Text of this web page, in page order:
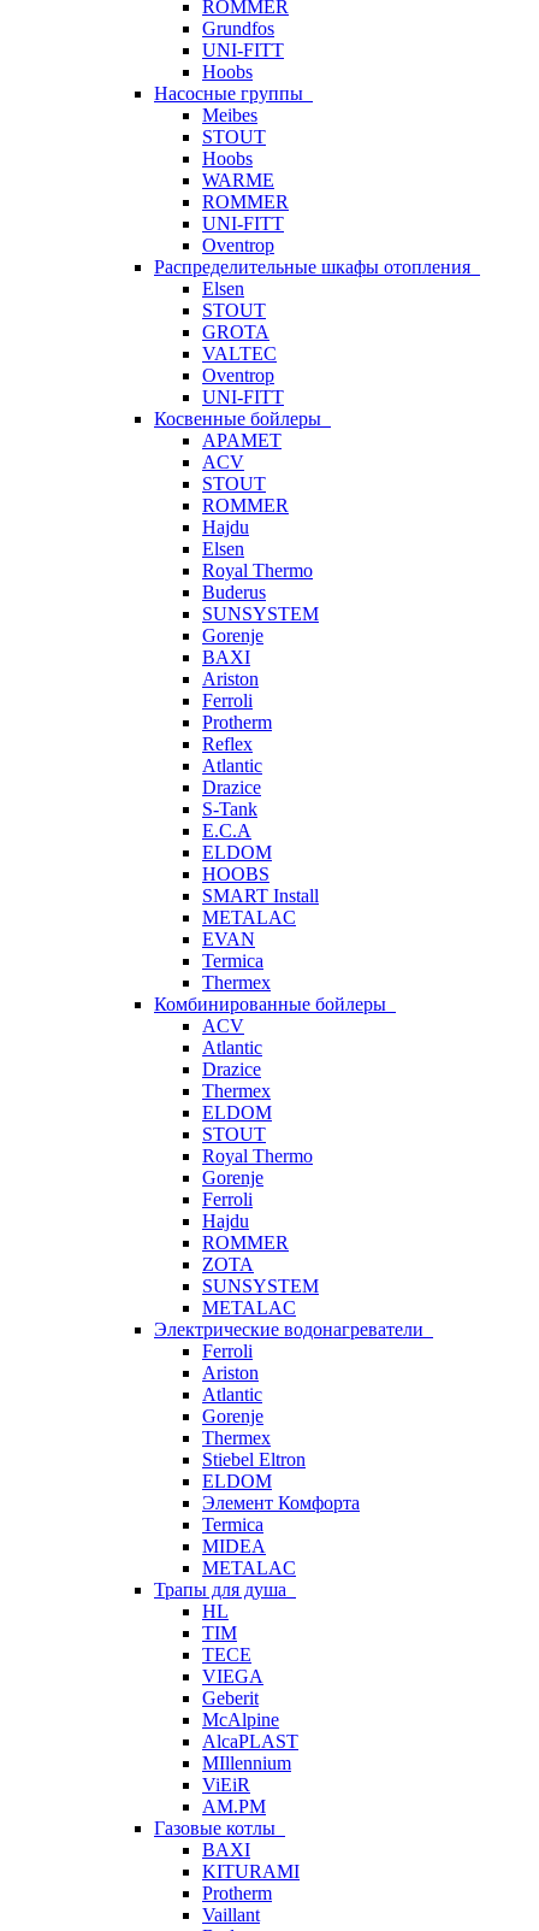
ROMMER
Grundfos
UNI-FITT
Hoobs
Насосные группы
Meibes
STOUT
Hoobs
WARME
ROMMER
UNI-FITT
Oventrop
Распределительные шкафы отопления
Elsen
STOUT
GROTA
VALTEC
Oventrop
UNI-FITT
Косвенные бойлеры
APAMET
ACV
STOUT
ROMMER
Hajdu
Elsen
Royal Thermo
Buderus
SUNSYSTEM
Gorenje
BAXI
Ariston
Ferroli
Protherm
Reflex
Atlantic
Drazice
S-Tank
E.C.A
ELDOM
HOOBS
SMART Install
METALAC
EVAN
Termica
Thermex
Комбинированные бойлеры
ACV
Atlantic
Drazice
Thermex
ELDOM
STOUT
Royal Thermo
Gorenje
Ferroli
Hajdu
ROMMER
ZOTA
SUNSYSTEM
METALAC
Электрические водонагреватели
Ferroli
Ariston
Atlantic
Gorenje
Thermex
Stiebel Eltron
ELDOM
Элемент Комфорта
Termica
MIDEA
METALAC
Трапы для душа
HL
TIM
TECE
VIEGA
Geberit
McAlpine
AlcaPLAST
MIllennium
ViEiR
AM.PM
Газовые котлы
BAXI
KITURAMI
Protherm
Vaillant